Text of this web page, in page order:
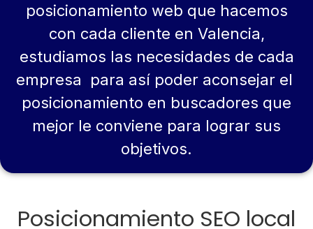
posicionamiento web que hacemos
con cada cliente en Valencia,
estudiamos las necesidades de cada
empresa para así poder aconsejar el
posicionamiento en buscadores que
mejor le conviene para lograr sus
objetivos.
Posicionamiento SEO local